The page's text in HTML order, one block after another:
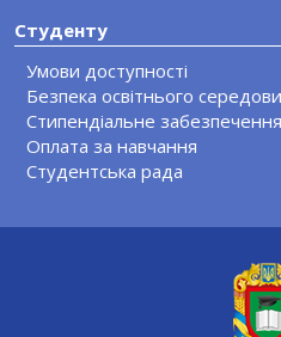
Студенту
Умови доступності
Безпека освітнього
Стипендіальне забезпечення
Оплата за навчання
Студентська рада